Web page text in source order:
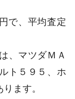
で、平均査定
、マツダＭＡ
ト５９５、ホ
ます。